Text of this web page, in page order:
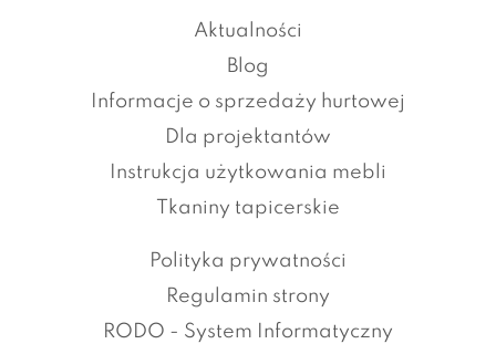
Aktualności
Blog
Informacje o sprzedaży hurtowej
Dla projektantów
Instrukcja użytkowania mebli
Tkaniny tapicerskie
Polityka prywatności
Regulamin strony
RODO - System Informatyczny